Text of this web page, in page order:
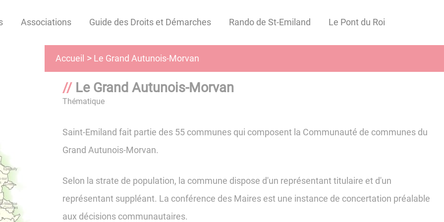
Associations Guide des Droits et Démarches Rando de St-Emiland Le Pont du Roi
Accueil Le Grand Autunois-Morvan
Le Grand Autunois-Morvan
Thématique
Saint-Emiland fait partie des 55 communes qui composent la Communauté de communes du
Grand Autunois-Morvan.
Selon la strate de population, la commune dispose d'un représentant titulaire et d'un
représentant suppléant. La conférence des Maires est une instance de concertation préalable
aux décisions communautaires.